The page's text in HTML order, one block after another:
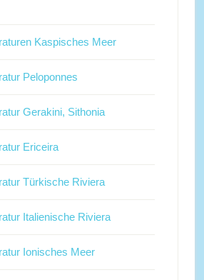
Kaspisches Meer
Peloponnes
Gerakini, Sithonia
Ericeira
Türkische Riviera
Italienische Riviera
Ionisches Meer